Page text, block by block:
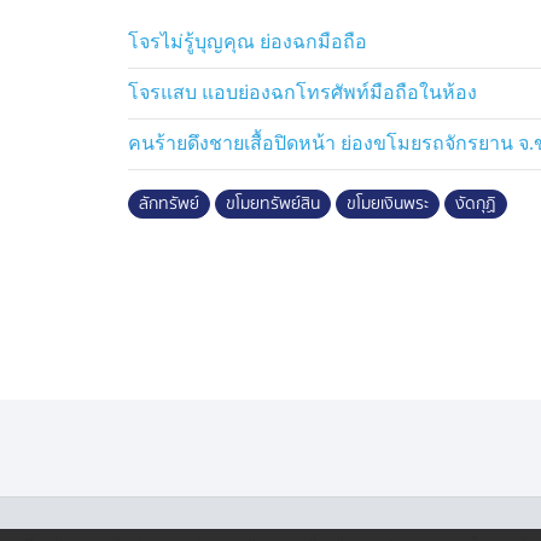
ด้านเจ้าอาวาสวัดสนวนนอกเผย หลังจากนี้จ
ไปฝากธนาคารไว้ ยังไงก็ขอชมตำรวจจับคนร้า
ตำรวจแจ้งข้อหานายพจน์ ลักทรัพย์ในเคหสถ
ยานพาหนะ เพื่อสะดวกในการกระทำผิด หรื
โจรไม่รู้บุญคุณ ย่องฉกมือถือ
โจรแสบ แอบย่องฉกโทรศัพท์มือถือในห้อง
คนร้ายดึงชายเสื้อปิดหน้า ย่องขโมยรถจักรยาน จ
ลักทรัพย์ ขโมยทรัพย์สิน ขโมยเงินพระ งัดกุฏิ